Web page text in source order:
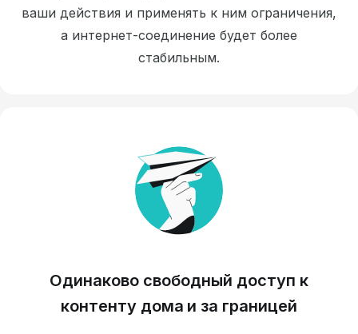
ваши действия и применять к ним ограничения,
а интернет-соединение будет более
стабильным.
Одинаково свободный доступ к
контенту дома и за границей